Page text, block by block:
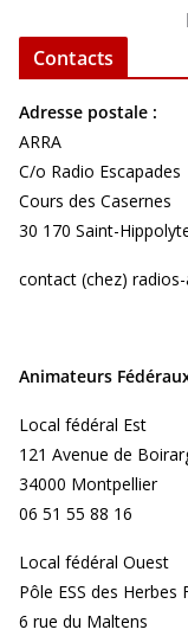
Contacts
Adresse postale :
ARRA
C/o Radio Escapades
Cours des Casernes
30 170 Saint-
contact (chez)
Animateurs
Local fédéral Est
121 Avenue de
34000 Montpellier
06 51 55 88 16
Local fédéral Ouest
Pôle ESS des Herbes
6 rue du Maltens